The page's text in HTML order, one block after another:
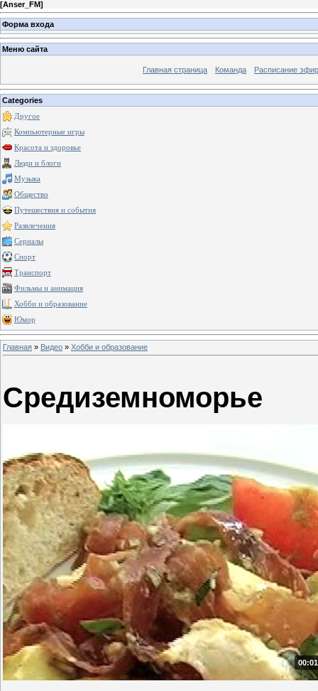
[Anser_FM]
Форма входа
Меню сайта
Главная страница Команда Расписание
Categories
Другое
Компьютерные игры
Красота и здоровье
Люди и блоги
Музыка
Общество
Путешествия и события
Развлечения
Сериалы
Спорт
Транспорт
Фильмы и анимация
Хобби и образование
Юмор
Главная » Видео » Хобби и образование
Средиземноморье